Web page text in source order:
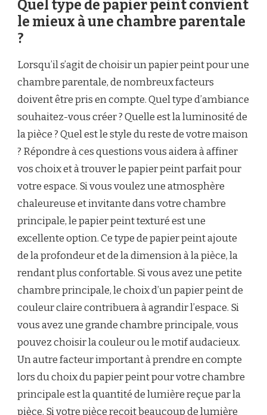
Quel type de papier peint convient
le mieux à une chambre parentale
?
Lorsqu’il s’agit de choisir un papier peint pour une
chambre parentale, de nombreux facteurs
doivent être pris en compte. Quel type d’ambiance
souhaitez-vous créer ? Quelle est la luminosité de
la pièce ? Quel est le style du reste de votre maison
? Répondre à ces questions vous aidera à affiner
vos choix et à trouver le papier peint parfait pour
votre espace. Si vous voulez une atmosphère
chaleureuse et invitante dans votre chambre
principale, le papier peint texturé est une
excellente option. Ce type de papier peint ajoute
de la profondeur et de la dimension à la pièce, la
rendant plus confortable. Si vous avez une petite
chambre principale, le choix d’un papier peint de
couleur claire contribuera à agrandir l’espace. Si
vous avez une grande chambre principale, vous
pouvez choisir la couleur ou le motif audacieux.
Un autre facteur important à prendre en compte
lors du choix du papier peint pour votre chambre
principale est la quantité de lumière reçue par la
pièce. Si votre pièce reçoit beaucoup de lumière